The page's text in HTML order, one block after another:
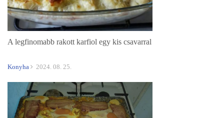
A legfinomabb rakott karfiol egy kis csavarral
Konyha 2024. 08. 25.